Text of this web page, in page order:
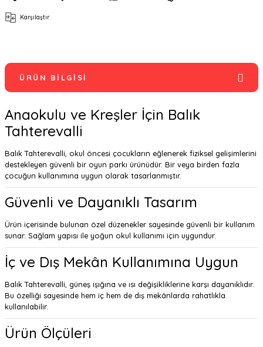
Karşılaştır
ÜRÜN BILGISI
Anaokulu ve Kreşler İçin Balık
Tahterevalli
Balık Tahterevalli, okul öncesi çocukların eğlenerek fiziksel gelişimlerini
destekleyen güvenli bir oyun parkı ürünüdür. Bir veya birden fazla
çocuğun kullanımına uygun olarak tasarlanmıştır.
Güvenli ve Dayanıklı Tasarım
Ürün içerisinde bulunan özel düzenekler sayesinde güvenli bir kullanım
sunar. Sağlam yapısı ile yoğun okul kullanımı için uygundur.
İç ve Dış Mekân Kullanımına Uygun
Balık Tahterevalli, güneş ışığına ve ısı değişikliklerine karşı dayanıklıdır.
Bu özelliği sayesinde hem iç hem de dış mekânlarda rahatlıkla
kullanılabilir.
Ürün Ölçüleri